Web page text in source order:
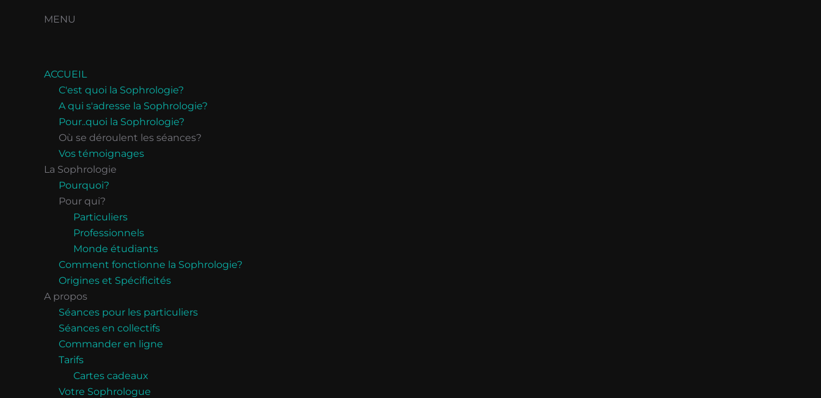
MENU
ACCUEIL
C'est quoi la Sophrologie?
A qui s'adresse la Sophrologie?
Pour..quoi la Sophrologie?
Où se déroulent les séances?
Vos témoignages
La Sophrologie
Pourquoi?
Pour qui?
Particuliers
Professionnels
Monde étudiants
Comment fonctionne la Sophrologie?
Origines et Spécificités
A propos
Séances pour les particuliers
Séances en collectifs
Commander en ligne
Tarifs
Cartes cadeaux
Votre Sophrologue